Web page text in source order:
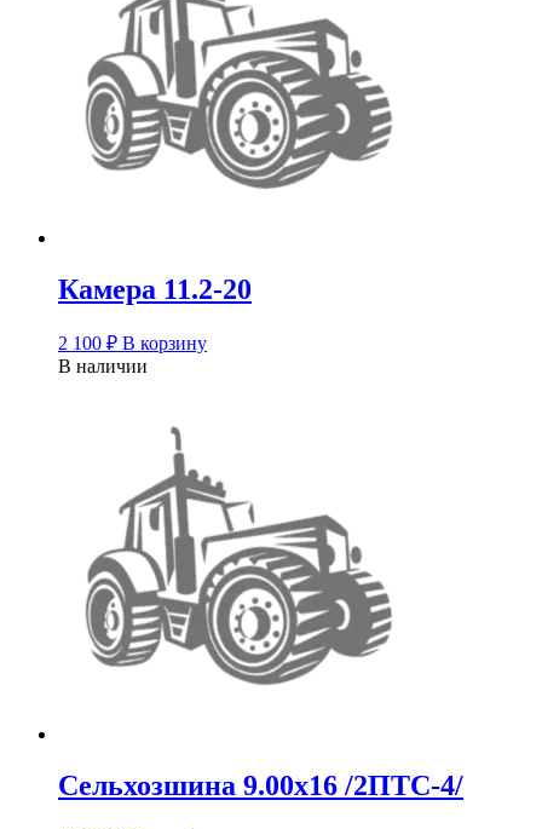
Камера 11.2-20
2 100 ₽ В корзину
В наличии
Сельхозшина 9.00х16 /2ПТС-4/